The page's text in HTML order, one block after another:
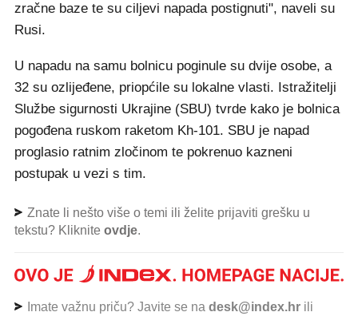
zračne baze te su ciljevi napada postignuti", naveli su
Rusi.
U napadu na samu bolnicu poginule su dvije osobe, a
32 su ozlijeđene, priopćile su lokalne vlasti. Istražitelji
Službe sigurnosti Ukrajine (SBU) tvrde kako je bolnica
pogođena ruskom raketom Kh-101. SBU je napad
proglasio ratnim zločinom te pokrenuo kazneni
postupak u vezi s tim.
Znate li nešto više o temi ili želite prijaviti grešku u
tekstu? Kliknite ovdje.
Imate važnu priču? Javite se na desk@index.hr ili